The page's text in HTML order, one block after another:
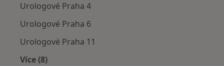
Urologové Praha 4
Urologové Praha 6
Urologové Praha 11
Více (8)